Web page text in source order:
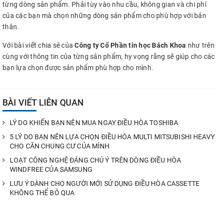
từng dòng sản phẩm. Phải tùy vào nhu cầu, không gian và chi phí
của các bạn mà chọn những dòng sản phẩm cho phù hợp với bản
thân.
Với bài viết chia sẻ của Công ty Cổ Phần tin học Bách Khoa như trên
cùng với thông tin của từng sản phẩm, hy vọng rằng sẽ giúp cho các
bạn lựa chọn được sản phẩm phù hợp cho mình.
BÀI VIẾT LIÊN QUAN
LÝ DO KHIẾN BẠN NÊN MUA NGAY ĐIỀU HÒA TOSHIBA
5 LÝ DO BẠN NÊN LỰA CHỌN ĐIỀU HÒA MULTI MITSUBISHI HEAVY
CHO CĂN CHUNG CƯ CỦA MÌNH
LOẠT CÔNG NGHỆ ĐÁNG CHÚ Ý TRÊN DÒNG ĐIỀU HÒA
WINDFREE CỦA SAMSUNG
LƯU Ý DÀNH CHO NGƯỜI MỚI SỬ DỤNG ĐIỀU HÒA CASSETTE
KHÔNG THỂ BỎ QUA